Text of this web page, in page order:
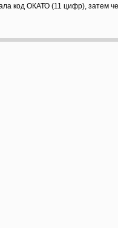
код ОКАТО (11 цифр), затем